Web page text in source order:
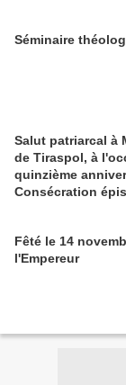
Séminaire
Salut patriarcal à
de Tiraspol, à
quinzième
Consécration
Fêté le 14
l'Empereur